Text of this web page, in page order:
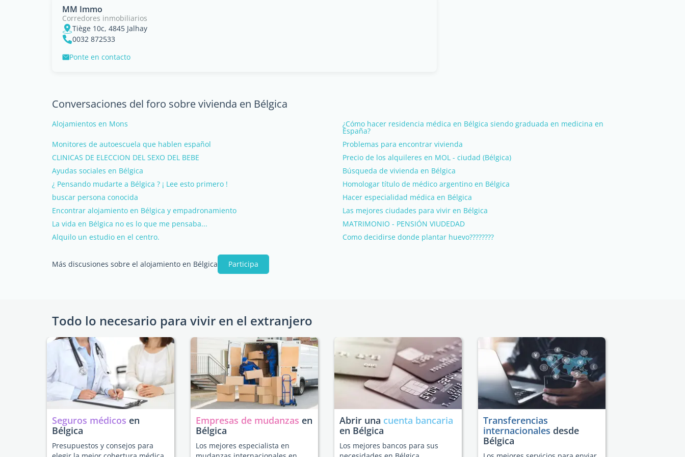
MM Immo
Corredores inmobiliarios
Tiège 10c, 4845 Jalhay
0032 872533
Ponte en contacto
Conversaciones del foro sobre vivienda en Bélgica
Alojamientos en Mons ¿Cómo hacer residencia médica en Bélgica siendo graduada en medicina en
España?
Monitores de autoescuela que hablen español
Problemas para encontrar vivienda
CLINICAS DE ELECCION DEL SEXO DEL BEBE
Precio de los alquileres en MOL - ciudad (Bélgica)
Ayudas sociales en Bélgica
Búsqueda de vivienda en Bélgica
¿ Pensando mudarte a Bélgica ? ¡ Lee esto primero !
Homologar título de médico argentino en Bélgica
buscar persona conocida
Hacer especialidad médica en Bélgica
Encontrar alojamiento en Bélgica y empadronamiento
Las mejores ciudades para vivir en Bélgica
La vida en Bélgica no es lo que me pensaba...
MATRIMONIO - PENSIÓN VIUDEDAD
Alquilo un estudio en el centro.
Como decidirse donde plantar huevo????????
Más discusiones sobre el alojamiento en Bélgica Participa
Todo lo necesario para vivir en el extranjero
Seguros médicos en
Bélgica
Presupuestos y consejos para
Empresas de mudanzas en
Bélgica
Los mejores especialista en
Abrir una cuenta bancaria
en Bélgica
Los mejores bancos para sus
Transferencias
internacionales desde
Bélgica